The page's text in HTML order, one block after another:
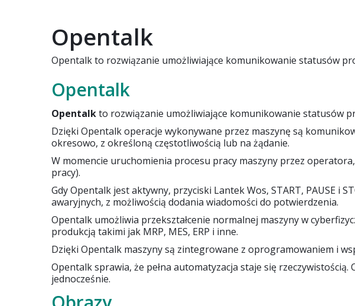
Opentalk
Opentalk to rozwiązanie umożliwiające komunikowanie statusów
Opentalk
Opentalkto rozwiązanie umożliwiające komunikowanie statusów
Dzięki Opentalk operacje wykonywane przez maszynę są
okresowo, z określoną częstotliwością lub na żądanie.
W momencie uruchomienia procesu pracy maszyny przez
pracy).
Gdy Opentalk jest aktywny, przyciski Lantek Wos, START, PAUSE i
awaryjnych, z możliwością dodania wiadomości do potwierdzenia.
Opentalk umożliwia przekształcenie normalnej maszyny w
produkcją takimi jak MRP, MES, ERP i inne.
Dzięki Opentalk maszyny są zintegrowane z oprogramowaniem i
Opentalk sprawia, że pełna automatyzacja staje się
jednocześnie.